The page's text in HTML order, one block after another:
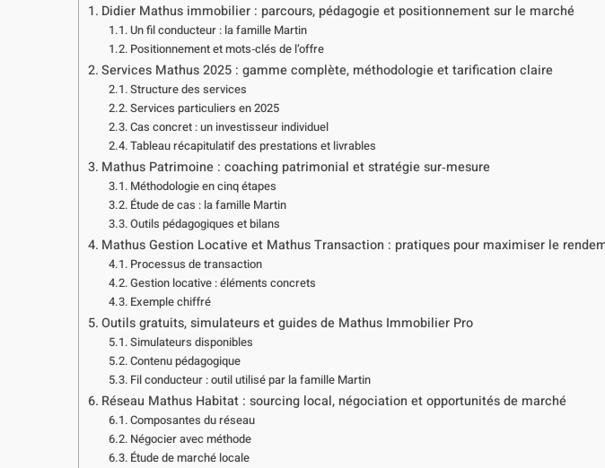
Didier Mathus immobilier : parcours, pédagogie et positionnement sur le marché
Un fil conducteur : la famille Martin
Positionnement et mots‑clés de l’offre
Services Mathus 2025 : gamme complète, méthodologie et tarification claire
Structure des services
Services particuliers en 2025
Cas concret : un investisseur individuel
Tableau récapitulatif des prestations et livrables
Mathus Patrimoine : coaching patrimonial et stratégie sur‑mesure
Méthodologie en cinq étapes
Étude de cas : la famille Martin
Outils pédagogiques et bilans
Mathus Gestion Locative et Mathus Transaction : pratiques pour maximiser le
Processus de transaction
Gestion locative : éléments concrets
Exemple chiffré
Outils gratuits, simulateurs et guides de Mathus Immobilier Pro
Simulateurs disponibles
Contenu pédagogique
Fil conducteur : outil utilisé par la famille Martin
Réseau Mathus Habitat : sourcing local, négociation et opportunités de marché
Composantes du réseau
Négocier avec méthode
Étude de marché locale